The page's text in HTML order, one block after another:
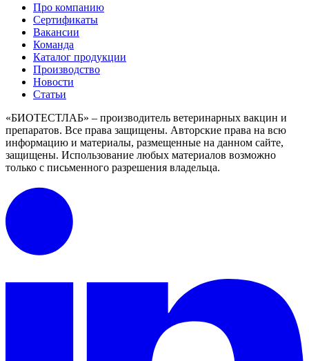
Про компанию
Сертификаты
Вакансии
Команда
Каталог продукции
Производство
Новости
Статьи
«БИОТЕСТЛАБ» – производитель ветеринарных вакцин и
препаратов. Все права защищены. Авторские права на всю
информацию и материалы, размещенные на данном сайте,
защищены. Использование любых материалов возможно
только с письменного разрешения владельца.